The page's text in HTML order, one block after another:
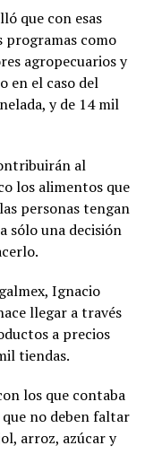
que con esas
programas como
agropecuarios y
en el caso del
y de 14 mil
al
los alimentos que
personas tengan
sólo una decisión
Ignacio
llegar a través
a precios
tiendas.
los que contaba
no deben faltar
arroz, azúcar y